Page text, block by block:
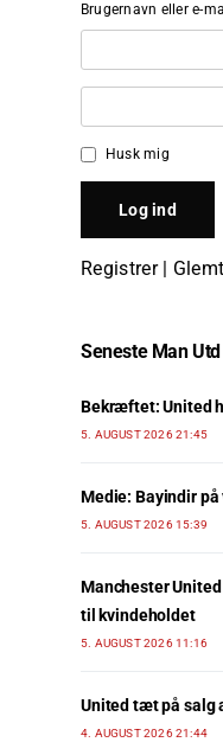
Brugernavn eller e-
Husk mig
Registrer|
Seneste Man
Bekræftet: United
5. AUGUST 2026 21:45
Medie: Bayindir
5. AUGUST 2026 15:39
Manchester
til kvindeholdet
5. AUGUST 2026 11:16
United tæt på salg
4. AUGUST 2026 21:44